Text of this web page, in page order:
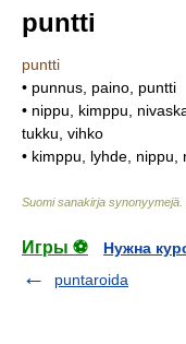
puntti
puntti
• punnus, paino, puntti
• nippu, kimppu,
tukku, vihko
• kimppu, lyhde,
Suomi sanakirja synonyymejä
Игры ⚽
Нужна
puntaroida